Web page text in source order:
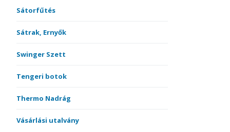
Sátorfűtés
Sátrak, Ernyők
Swinger Szett
Tengeri botok
Thermo Nadrág
Vásárlási utalvány